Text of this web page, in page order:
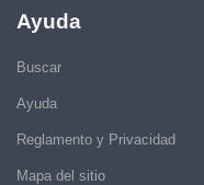
Ayuda
Buscar
Ayuda
Reglamento y Privacidad
Mapa del sitio